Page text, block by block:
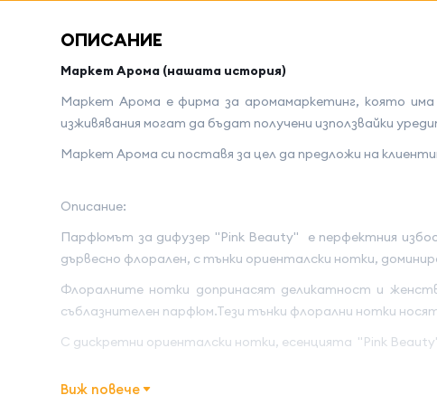
ОПИСАНИЕ
Маркет Арома (нашата история)
Маркет Арома е фирма за аромамаркетинг, която
изживявания могат да бъдат получени използвайки
Маркет Арома си поставя за цел да предложи на
Описание:
Парфюмът за дифузер "Pink Beauty" е перфектния
дървесно флорален, с тънки ориенталски нотки,
Флоралните нотки допринасят деликатност и
съблазнителен парфюм.Тези тънки флорални нотки
С дискретни ориенталски нотки, есенцията "Pink
релаксация.
Виж повече